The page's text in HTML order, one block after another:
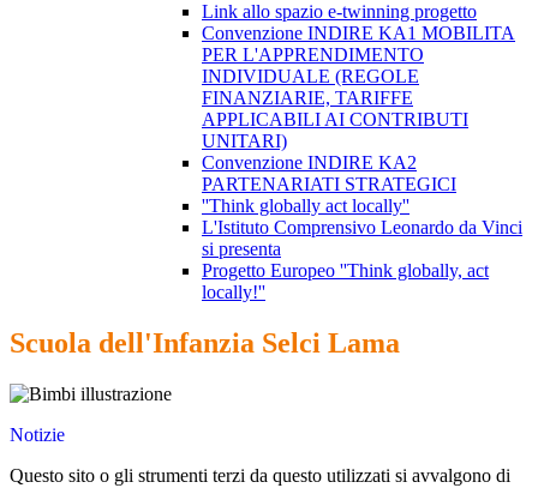
Link allo spazio e-twinning progetto
Convenzione INDIRE KA1 MOBILITA
PER L'APPRENDIMENTO
INDIVIDUALE (REGOLE
FINANZIARIE, TARIFFE
APPLICABILI AI CONTRIBUTI
UNITARI)
Convenzione INDIRE KA2
PARTENARIATI STRATEGICI
''Think globally act locally''
L'Istituto Comprensivo Leonardo da Vinci
si presenta
Progetto Europeo ''Think globally, act
locally!''
Scuola dell'Infanzia Selci Lama
Notizie
Questo sito o gli strumenti terzi da questo utilizzati si avvalgono di